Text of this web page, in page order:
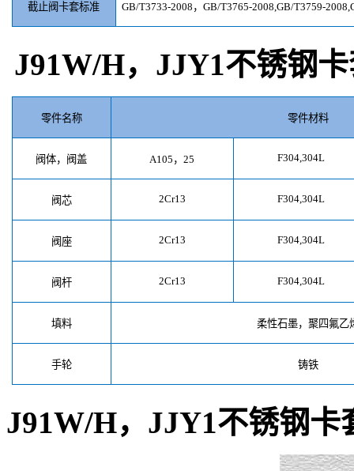
截止阀卡套标准 GB/T3733-2008 ， GB/T3765-2008,GB/T3759-
J91W/H，JJY1不锈钢
零件名称 零件材料
阀体，阀盖 A105 ，25 F304,304L
阀芯 2Cr13 F304,304L
阀座 2Cr13 F304,304L
阀杆 2Cr13 F304,304L
填料 柔性石墨，聚四氟乙
手轮 铸铁
J91W/H，JJY1不锈钢卡